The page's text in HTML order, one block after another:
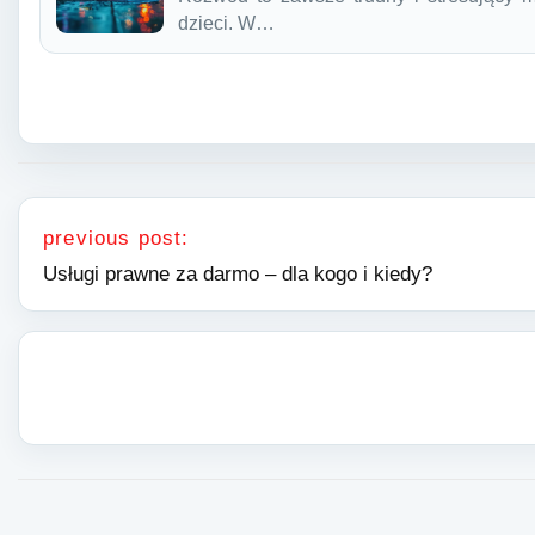
dzieci. W…
Nawigacja wpisu
previous post:
Usługi prawne za darmo – dla kogo i kiedy?